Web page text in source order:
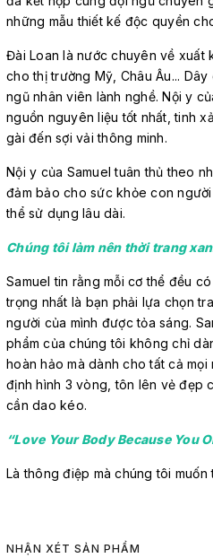
những mẫu thiết kế độc quyền
Đài Loan là nước chuyên về xuất
cho thị trường Mỹ, Châu Âu...
ngũ nhân viên lành nghề. Nội y
nguồn nguyên liệu tốt nhất, tinh
gài đến sợi vải thông minh.
Nội y của Samuel tuân thủ theo
đảm bảo cho sức khỏe con
thể sử dụng lâu dài.
Chúng tôi làm nên thời trang
Samuel tin rằng mỗi cơ thể đều
trọng nhất là bạn phải lựa chọn
người của mình được tỏa sáng.
phẩm của chúng tôi không chỉ
hoàn hảo mà dành cho tất cả mọi
định hình 3 vòng, tôn lên vẻ đẹp
cần dao kéo.
“Love Your Body Because You
Là thông điệp mà chúng tôi muốn
NHẬN XÉT SẢN PHẨM